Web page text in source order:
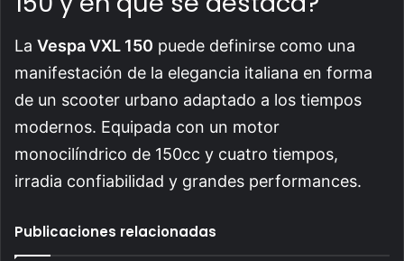
La Vespa VXL 150 puede definirse como una
manifestación de la elegancia italiana en forma
de un scooter urbano adaptado a los tiempos
modernos. Equipada con un motor
monocilíndrico de 150cc y cuatro tiempos,
irradia confiabilidad y grandes performances.
Publicaciones relacionadas